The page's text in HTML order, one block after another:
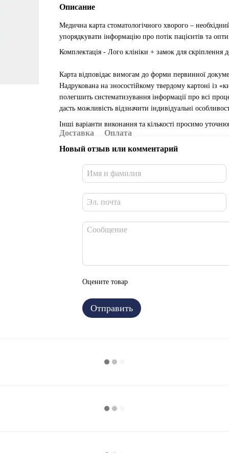
Описание
Медична карта стоматологічного хворого –
упорядкувати інформацію про потік пацієнтів та
Комплектація - Лого клініки + замок для скріплення
Карта відповідає вимогам до форми первинної
Надрукована на зносостійкому твердому картоні із
полегшить систематизування інформації про всі
дасть можливість відзначити індивідуальні
Інші варіанти виконання та кількості просимо
Доставка
Оплата
Новый отзыв или комментарий
Оцените товар
Отправить